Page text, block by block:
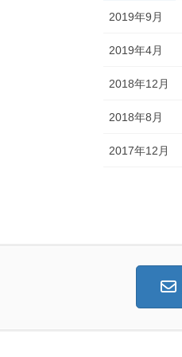
2019年9月
2019年4月
2018年12月
2018年8月
2017年12月